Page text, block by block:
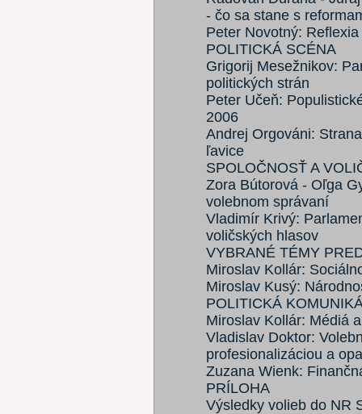
- čo sa stane s
Peter Novotný:
POLITICKÁ SCÉNA
Grigorij Mesežnikov:
politických strán
Peter Učeň:
2006
Andrej Orgováni:
ľavice
SPOLOČNOSŤ A
Zora Bútorová - Oľga
volebnom správaní
Vladimír Krivý:
voličských hlasov
VYBRANÉ TÉMY
Miroslav Kollár:
Miroslav Kusý:
POLITICKÁ
Miroslav Kollár: Médiá
Vladislav Doktor:
profesionalizáciou a
Zuzana Wienk:
PRÍLOHA
Výsledky volieb do NR